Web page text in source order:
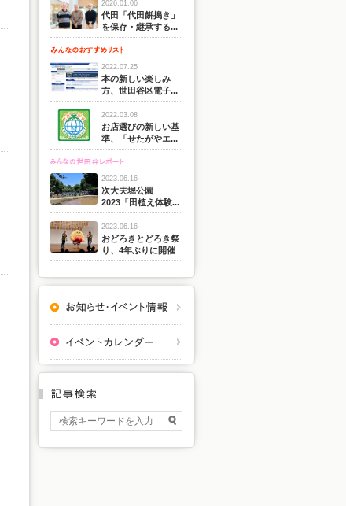
2026.01.06
代田「代田餅搗き」
を保存・継承する...
2022.07.25
本の新しい楽しみ
方、世田谷区電子...
2022.03.08
お店選びの新しい基
準、「せたがやエ...
2023.06.16
次大夫堀公園
2023「田植え体験...
2023.06.16
おどろきとどろき祭
り、4年ぶりに開催